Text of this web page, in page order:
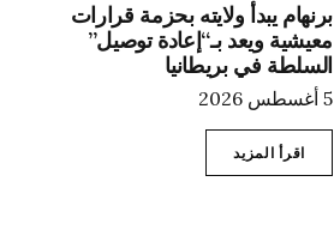
برنهام يبدأ ولايته بحزمة قرارات
معيشية ويعد بـ“إعادة توصيل”
السلطة في بريطانيا
5 أغسطس 2026
اقرأ المزيد